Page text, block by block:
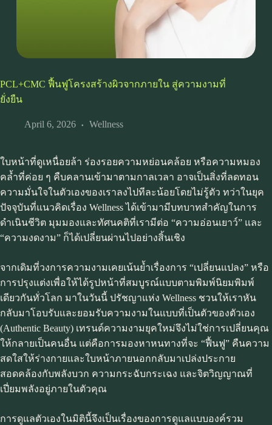
PCL+CMC ฟื้นฟูโครงสร้างผิวจากภายใน สู่ความงามที่
ยั่งยืน
April 6, 2026 Wellness
ใบหน้าที่ดูเหนื่อยล้า ร่องรอยความหย่อนคล้อย หรือความหมอง
คล้ำที่ค่อย ๆ คืบคลานเข้ามาตามกาลเวลา อาจเป็นสิ่งที่ลดทอน
ความมั่นใจในตัวเองของเราลงไปทีละน้อยโดยไม่รู้ตัว ทว่าในยุค
ปัจจุบันที่แนวคิดเรื่อง Wellness ได้เข้ามามีบทบาทสำคัญในการ
ดำเนินชีวิต มุมมองและทัศนคติที่เรามีต่อ “ความอ่อนเยาว์” และ
“ความงดงาม” ก็ได้เปลี่ยนผ่านไปอย่างสิ้นเชิง
จากเดิมที่วงการความงามเคยเน้นย้ำเรื่องการ “เปลี่ยนแปลง” หรือ
การปรุงแต่งเพื่อให้ได้รูปหน้าที่สมบูรณ์แบบตามพิมพ์นิยมพิมพ์
เดียวกันทั่วโลก มาในวันนี้ ปรัชญาแห่ง Wellness ชวนให้เราหัน
กลับมาโอบรับและยอมรับความงามในแบบที่เป็นตัวของตัวเอง
(Authentic Beauty) เทรนด์ความงามยุคใหม่จึงไม่ใช่การเปลี่ยนคุณ
ให้กลายเป็นคนอื่น แต่คือการมองหาหนทางที่จะ “ฟื้นฟู” คืนความ
สดใสให้ร่างกายและใบหน้าภายนอกกลับมาเปล่งประกาย
สอดคล้องกับพลังบวก ความกระฉับกระเฉง และจิตวิญญาณที่
เปี่ยมพลังอยู่ภายในตัวคุณ
การดูแลตัวเองในมิตินี้จึงเป็นเรื่องของการดูแลแบบองค์รวม